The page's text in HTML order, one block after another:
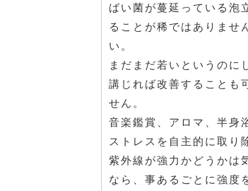
ばい菌が蔓延っている泡
ることが稀ではありませ
い。
まだまだ若いというのに
講じれば改善することも
せん。
音楽鑑賞、アロマ、半身
ストレスを自主的に取り
紫外線が強力かどうかは
なら、事あるごとに強度